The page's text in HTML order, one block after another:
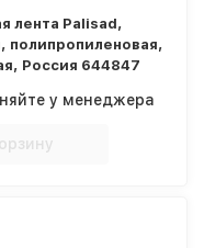
лента Palisad,
полипропиленовая,
Россия 644847
у менеджера